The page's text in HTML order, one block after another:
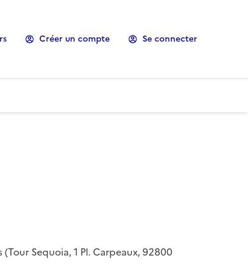
Créer un compte Se connecter
Sequoia, 1 Pl. Carpeaux, 92800